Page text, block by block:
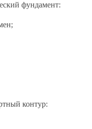
фундамент:
контур: